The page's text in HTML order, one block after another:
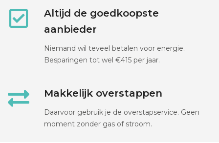
Altijd de goedkoopste
aanbieder
Niemand wil teveel betalen voor energie.
Besparingen tot wel €415 per jaar.
Makkelijk overstappen
Daarvoor gebruik je de overstapservice. Geen
moment zonder gas of stroom.